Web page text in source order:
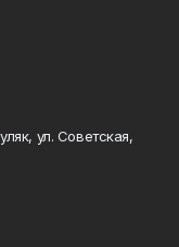
ул. Советская,